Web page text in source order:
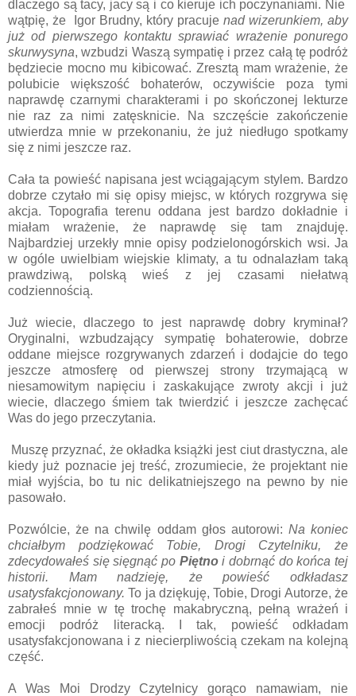
dlaczego są tacy, jacy są i co kieruje ich poczynaniami. Nie
wątpię, że Igor Brudny, który pracuje nad wizerunkiem, aby
już od pierwszego kontaktu sprawiać wrażenie ponurego
skurwysyna, wzbudzi Waszą sympatię i przez całą tę podróż
będziecie mocno mu kibicować. Zresztą mam wrażenie, że
polubicie większość bohaterów, oczywiście poza tymi
naprawdę czarnymi charakterami i po skończonej lekturze
nie raz za nimi zatęsknicie. Na szczęście zakończenie
utwierdza mnie w przekonaniu, że już niedługo spotkamy
się z nimi jeszcze raz.
Cała ta powieść napisana jest wciągającym stylem. Bardzo
dobrze czytało mi się opisy miejsc, w których rozgrywa się
akcja. Topografia terenu oddana jest bardzo dokładnie i
miałam wrażenie, że naprawdę się tam znajduję.
Najbardziej urzekły mnie opisy podzielonogórskich wsi. Ja
w ogóle uwielbiam wiejskie klimaty, a tu odnalazłam taką
prawdziwą, polską wieś z jej czasami niełatwą
codziennością.
Już wiecie, dlaczego to jest naprawdę dobry kryminał?
Oryginalni, wzbudzający sympatię bohaterowie, dobrze
oddane miejsce rozgrywanych zdarzeń i dodajcie do tego
jeszcze atmosferę od pierwszej strony trzymającą w
niesamowitym napięciu i zaskakujące zwroty akcji i już
wiecie, dlaczego śmiem tak twierdzić i jeszcze zachęcać
Was do jego przeczytania.
Muszę przyznać, że okładka książki jest ciut drastyczna, ale
kiedy już poznacie jej treść, zrozumiecie, że projektant nie
miał wyjścia, bo tu nic delikatniejszego na pewno by nie
pasowało.
Pozwólcie, że na chwilę oddam głos autorowi: Na koniec
chciałbym podziękować Tobie, Drogi Czytelniku, że
zdecydowałeś się sięgnąć po Piętnoi dobrnąć do końca tej
historii. Mam nadzieję, że powieść odkładasz
usatysfakcjonowany.To ja dziękuję, Tobie, Drogi Autorze, że
zabrałeś mnie w tę trochę makabryczną, pełną wrażeń i
emocji podróż literacką. I tak, powieść odkładam
usatysfakcjonowana i z niecierpliwością czekam na kolejną
część.
A Was Moi Drodzy Czytelnicy gorąco namawiam, nie